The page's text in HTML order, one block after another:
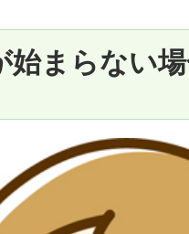
始まらない